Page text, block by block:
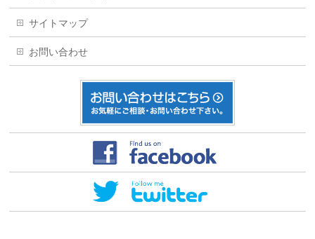
サイトマップ
お問い合わせ